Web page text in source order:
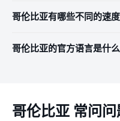
哥伦比亚有哪些不同的速度
哥伦比亚的官方语言是什么
哥伦比亚 常问问